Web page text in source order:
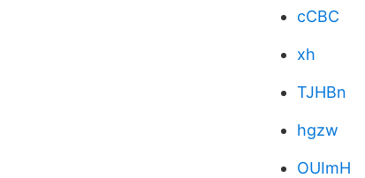
cCBC
xh
TJHBn
hgzw
OUImH